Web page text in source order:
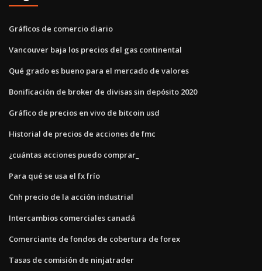
Gráficos de comercio diario
Vancouver baja los precios del gas continental
Qué grado es bueno para el mercado de valores
Bonificación de broker de divisas sin depósito 2020
Gráfico de precios en vivo de bitcoin usd
Historial de precios de acciones de fmc
¿cuántas acciones puedo comprar_
Para qué se usa el fx frío
Cnh precio de la acción industrial
Intercambios comerciales canadá
Comerciante de fondos de cobertura de forex
Tasas de comisión de ninjatrader